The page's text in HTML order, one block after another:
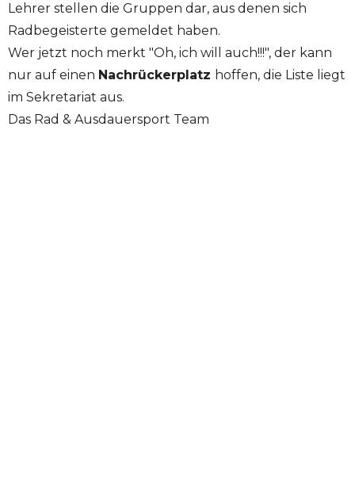
Lehrer stellen die Gruppen dar, aus denen sich
Radbegeisterte gemeldet haben.
Wer jetzt noch merkt "Oh, ich will auch!!!", der kann
nur auf einen Nachrückerplatz hoffen, die Liste liegt
im Sekretariat aus.
Das Rad & Ausdauersport Team